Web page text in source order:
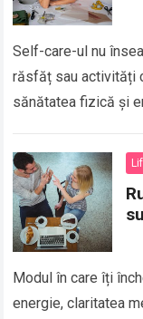
Self-care-ul nu
răsfăț sau activități
sănătatea fizică și
Modul în care îți
energie, claritatea